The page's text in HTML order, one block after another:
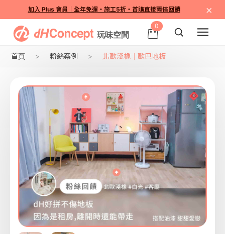
加入 Plus 會員｜全年免運・施工5折・首購直接兩倍回饋 ×
0
首頁 粉絲案例 北歐淺橡｜歐巴地板